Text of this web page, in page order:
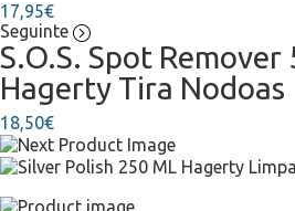
17,95€
Seguinte
S.O.S. Spot Remover
Hagerty Tira Nodoas
18,50€